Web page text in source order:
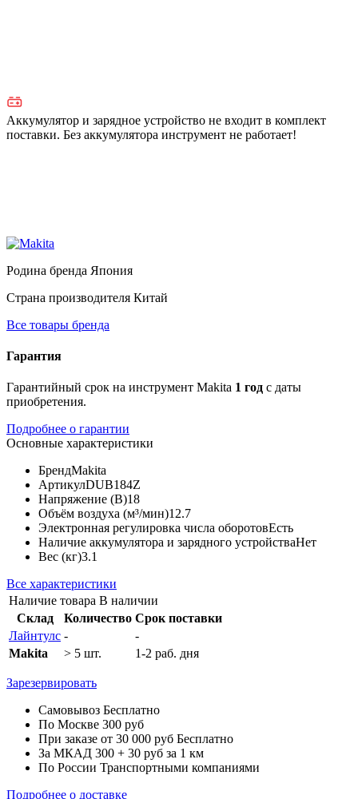
Аккумулятор и зарядное устройство не входит в комплект
поставки. Без аккумулятора инструмент не работает!
Родина бренда Япония
Страна производителя Китай
Все товары бренда
Гарантия
Гарантийный срок на инструмент Makita 1 год с даты
приобретения.
Подробнее о гарантии
Основные характеристики
БрендMakita
АртикулDUB184Z
Напряжение (В)18
Объём воздуха (м³/мин)12.7
Электронная регулировка числа оборотовЕсть
Наличие аккумулятора и зарядного устройстваНет
Вес (кг)3.1
Все характеристики
Наличие товара В наличии
Склад
Количество Срок поставки
Лайнтулс -
-
Makita
> 5 шт. 1-2 раб. дня
Зарезервировать
Самовывоз Бесплатно
По Москве 300 руб
При заказе от 30 000 руб Бесплатно
За МКАД 300 + 30 руб за 1 км
По России Транспортными компаниями
Подробнее о доставке